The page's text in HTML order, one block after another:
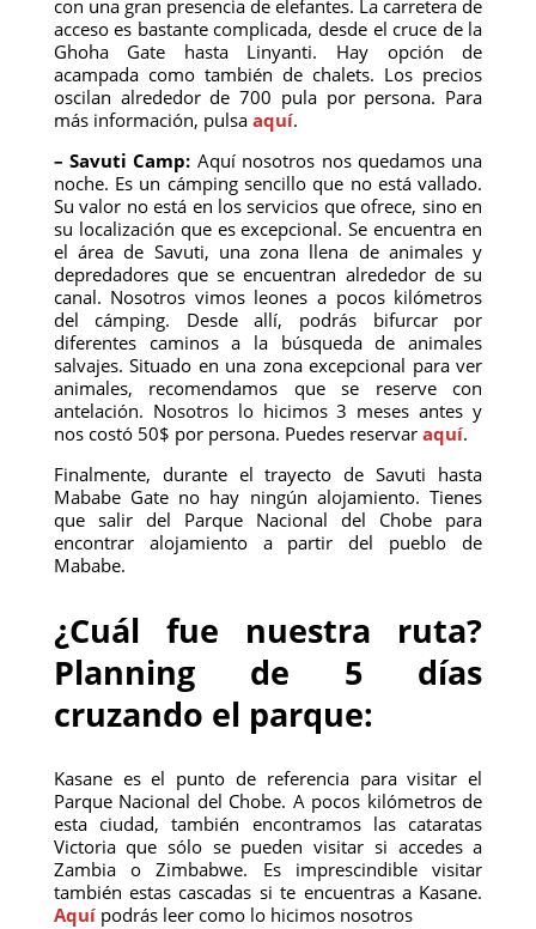
con una gran presencia de elefantes. La carretera de
acceso es bastante complicada, desde el cruce de la
Ghoha Gate hasta Linyanti. Hay opción de
acampada como también de chalets. Los precios
oscilan alrededor de 700 pula por persona. Para
más información, pulsa aquí.
– Savuti Camp: Aquí nosotros nos quedamos una
noche. Es un cámping sencillo que no está vallado.
Su valor no está en los servicios que ofrece, sino en
su localización que es excepcional. Se encuentra en
el área de Savuti, una zona llena de animales y
depredadores que se encuentran alrededor de su
canal. Nosotros vimos leones a pocos kilómetros
del cámping. Desde allí, podrás bifurcar por
diferentes caminos a la búsqueda de animales
salvajes. Situado en una zona excepcional para ver
animales, recomendamos que se reserve con
antelación. Nosotros lo hicimos 3 meses antes y
nos costó 50$ por persona. Puedes reservar aquí.
Finalmente, durante el trayecto de Savuti hasta
Mababe Gate no hay ningún alojamiento. Tienes
que salir del Parque Nacional del Chobe para
encontrar alojamiento a partir del pueblo de
Mababe.
¿Cuál fue nuestra ruta?
Planning de 5 días
cruzando el parque:
Kasane es el punto de referencia para visitar el
Parque Nacional del Chobe. A pocos kilómetros de
esta ciudad, también encontramos las cataratas
Victoria que sólo se pueden visitar si accedes a
Zambia o Zimbabwe. Es imprescindible visitar
también estas cascadas si te encuentras a Kasane.
Aquí podrás leer como lo hicimos nosotros